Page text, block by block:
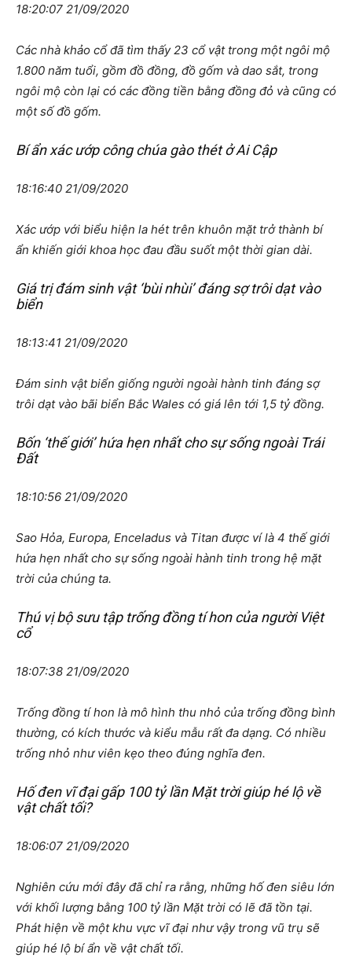
18:20:07 21/09/2020
Các nhà khảo cổ đã tìm thấy 23 cổ vật trong một ngôi mộ
1.800 năm tuổi, gồm đồ đồng, đồ gốm và dao sắt, trong
ngôi mộ còn lại có các đồng tiền bằng đồng đỏ và cũng có
một số đồ gốm.
Bí ẩn xác ướp công chúa gào thét ở Ai Cập
18:16:40 21/09/2020
Xác ướp với biểu hiện la hét trên khuôn mặt trở thành bí
ẩn khiến giới khoa học đau đầu suốt một thời gian dài.
Giá trị đám sinh vật ‘bùi nhùi’ đáng sợ trôi dạt vào
biển
18:13:41 21/09/2020
Đám sinh vật biển giống người ngoài hành tinh đáng sợ
trôi dạt vào bãi biển Bắc Wales có giá lên tới 1,5 tỷ đồng.
Bốn ‘thế giới’ hứa hẹn nhất cho sự sống ngoài Trái
Đất
18:10:56 21/09/2020
Sao Hỏa, Europa, Enceladus và Titan được ví là 4 thế giới
hứa hẹn nhất cho sự sống ngoài hành tinh trong hệ mặt
trời của chúng ta.
Thú vị bộ sưu tập trống đồng tí hon của người Việt
cổ
18:07:38 21/09/2020
Trống đồng tí hon là mô hình thu nhỏ của trống đồng bình
thường, có kích thước và kiểu mẫu rất đa dạng. Có nhiều
trống nhỏ như viên kẹo theo đúng nghĩa đen.
Hố đen vĩ đại gấp 100 tỷ lần Mặt trời giúp hé lộ về
vật chất tối?
18:06:07 21/09/2020
Nghiên cứu mới đây đã chỉ ra rằng, những hố đen siêu lớn
với khối lượng bằng 100 tỷ lần Mặt trời có lẽ đã tồn tại.
Phát hiện về một khu vực vĩ đại như vậy trong vũ trụ sẽ
giúp hé lộ bí ẩn về vật chất tối.